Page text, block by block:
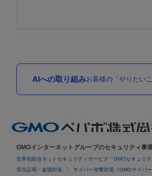
AIへの取り組みお客様の「やりたい
GMOインターネットグループのセキュリティ事
世界初総合ネットセキュリティサービス「GMOセキュリテ
実在証明・盗聴対策 サイバー攻撃対策（GMOサイバ